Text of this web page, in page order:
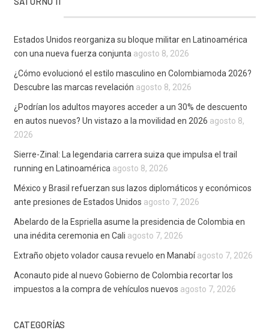
Estados Unidos reorganiza su bloque militar en Latinoamérica
con una nueva fuerza conjunta agosto 8, 2026
¿Cómo evolucionó el estilo masculino en Colombiamoda 2026?
Descubre las marcas revelación agosto 8, 2026
¿Podrían los adultos mayores acceder a un 30% de descuento
en autos nuevos? Un vistazo a la movilidad en 2026 agosto 8,
2026
Sierre-Zinal: La legendaria carrera suiza que impulsa el trail
running en Latinoamérica agosto 8, 2026
México y Brasil refuerzan sus lazos diplomáticos y económicos
ante presiones de Estados Unidos agosto 7, 2026
Abelardo de la Espriella asume la presidencia de Colombia en
una inédita ceremonia en Cali agosto 7, 2026
Extraño objeto volador causa revuelo en Manabí agosto 7, 2026
Aconauto pide al nuevo Gobierno de Colombia recortar los
impuestos a la compra de vehículos nuevos agosto 7, 2026
CATEGORÍAS